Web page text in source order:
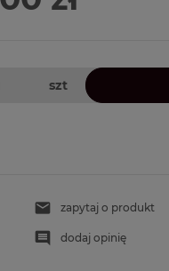
szt
zapytaj o produkt
dodaj opinię